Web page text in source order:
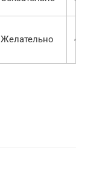
Желательно